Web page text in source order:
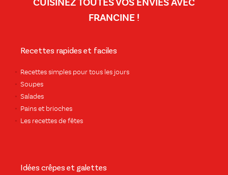
CUISINEZ TOUTES VOS ENVIES AVEC
FRANCINE !
Recettes rapides et faciles
Recettes simples pour tous les jours
Soupes
Salades
Pains et brioches
Les recettes de fêtes
Idées crêpes et galettes